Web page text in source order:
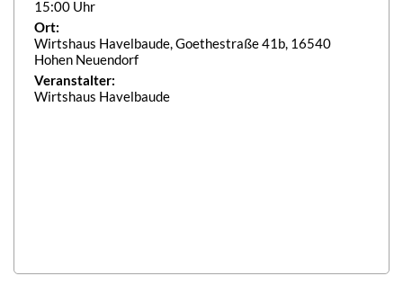
15:00 Uhr
Ort:
Wirtshaus Havelbaude, Goethestraße 41b, 16540
Hohen Neuendorf
Veranstalter:
Wirtshaus Havelbaude